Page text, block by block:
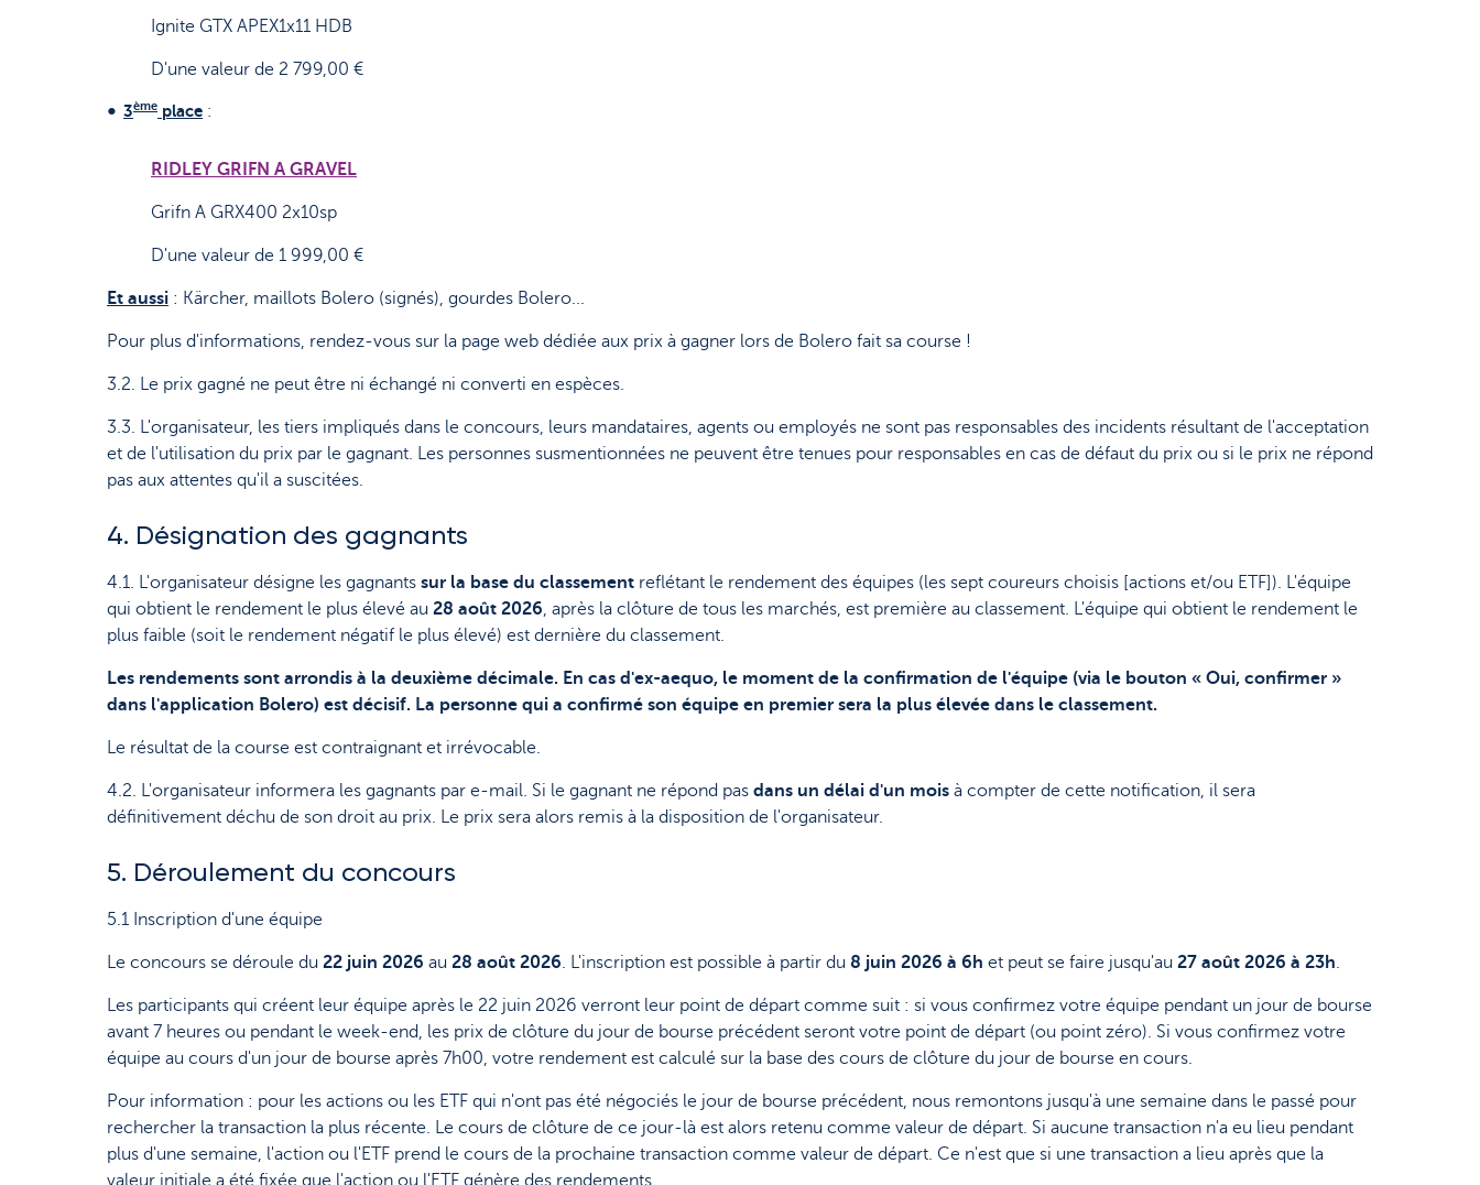
Ignite GTX APEX1x11 HDB
D'une valeur de 2 799,00 €
3ème place :
RIDLEY GRIFN A GRAVEL
Grifn A GRX400 2x10sp
D'une valeur de 1 999,00 €
Et aussi : Kärcher, maillots Bolero (signés), gourdes Bolero...
Pour plus d'informations, rendez-vous sur la page web dédiée aux prix à gagner lors de Bolero fait sa course !
3.2. Le prix gagné ne peut être ni échangé ni converti en espèces.
3.3. L'organisateur, les tiers impliqués dans le concours, leurs mandataires, agents ou employés ne sont pas responsables des incidents résultant de l'acceptation
et de l'utilisation du prix par le gagnant. Les personnes susmentionnées ne peuvent être tenues pour responsables en cas de défaut du prix ou si le prix ne répond
pas aux attentes qu'il a suscitées.
4. Désignation des gagnants
4.1. L'organisateur désigne les gagnants sur la base du classement reflétant le rendement des équipes (les sept coureurs choisis [actions et/ou ETF]). L'équipe
qui obtient le rendement le plus élevé au 28 août 2026, après la clôture de tous les marchés, est première au classement. L'équipe qui obtient le rendement le
plus faible (soit le rendement négatif le plus élevé) est dernière du classement.
Les rendements sont arrondis à la deuxième décimale. En cas d'ex-aequo, le moment de la confirmation de l'équipe (via le bouton « Oui, confirmer »
dans l'application Bolero) est décisif. La personne qui a confirmé son équipe en premier sera la plus élevée dans le classement.
Le résultat de la course est contraignant et irrévocable.
4.2. L'organisateur informera les gagnants par e-mail. Si le gagnant ne répond pas dans un délai d'un mois à compter de cette notification, il sera
définitivement déchu de son droit au prix. Le prix sera alors remis à la disposition de l'organisateur.
5. Déroulement du concours
5.1 Inscription d'une équipe
Le concours se déroule du 22 juin 2026 au 28 août 2026. L'inscription est possible à partir du 8 juin 2026 à 6h et peut se faire jusqu'au 27 août 2026 à 23h.
Les participants qui créent leur équipe après le 22 juin 2026 verront leur point de départ comme suit : si vous confirmez votre équipe pendant un jour de bourse
avant 7 heures ou pendant le week-end, les prix de clôture du jour de bourse précédent seront votre point de départ (ou point zéro). Si vous confirmez votre
équipe au cours d'un jour de bourse après 7h00, votre rendement est calculé sur la base des cours de clôture du jour de bourse en cours.
Pour information : pour les actions ou les ETF qui n'ont pas été négociés le jour de bourse précédent, nous remontons jusqu'à une semaine dans le passé pour
rechercher la transaction la plus récente. Le cours de clôture de ce jour-là est alors retenu comme valeur de départ. Si aucune transaction n'a eu lieu pendant
plus d'une semaine, l'action ou l'ETF prend le cours de la prochaine transaction comme valeur de départ. Ce n'est que si une transaction a lieu après que la
valeur initiale a été fixée que l'action ou l'ETF génère des rendements.